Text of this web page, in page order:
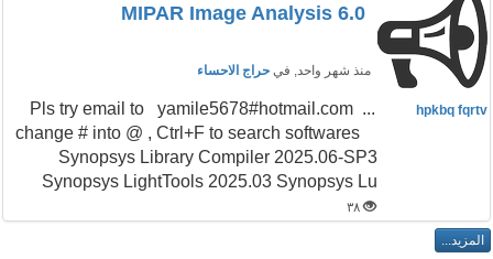
منذ شهر واحد, في حراج الاحساء
hpkbq fqrtv
...Pls try email to yamile5678#hotmail.com
change # into @ , Ctrl+F to search softwares
Synopsys Library Compiler 2025.06-SP3
Synopsys LightTools 2025.03 Synopsys Lu
٣٨